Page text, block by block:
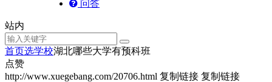
问答
站内
首页选学校湖北哪些大学有预科班
点赞
http://www.xuegebang.com/20706.html 复制链接 复制链接